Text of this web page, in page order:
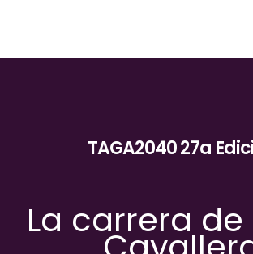
TAGA2040 27a
La carrera de